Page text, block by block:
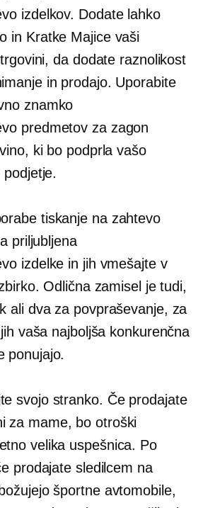
izdelkov. Dodate lahko
in Kratke Majicevaši
da dodate raznolikost
in prodajo. Uporabite
znamko
predmetov za zagon
ki bo podprla vašo
tiskanje na zahtevo
priljubljena
izdelke in jih vmešajte v
Odlična zamisel je tudi,
ali dva za povpraševanje, za
vaša najboljša konkurenčna
ponujajo.
svojo stranko. Če prodajate
za mame, bo otroški
velika uspešnica. Po
prodajate sledilcem na
športne avtomobile,